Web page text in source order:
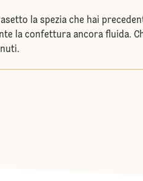
la spezia che hai
la confettura ancora fluida.